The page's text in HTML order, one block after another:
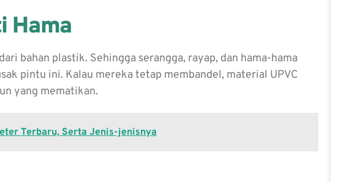
Hama
bahan plastik. Sehingga serangga, rayap, dan hama-hama
pintu ini. Kalau mereka tetap membandel, material UPVC
yang mematikan.
Terbaru, Serta Jenis-jenisnya